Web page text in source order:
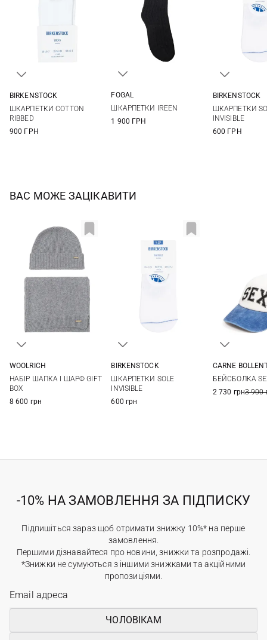
BIRKENSTOCK
ШКАРПЕТКИ COTTON
RIBBED
900 ГРН
FOGAL
ШКАРПЕТКИ IREEN
1 900 ГРН
BIRKENSTOCK
ШКАРПЕТКИ
INVISIBLE
600 ГРН
ВАС МОЖЕ ЗАЦІКАВИТИ
WOOLRICH
НАБІР ШАПКА І ШАРФ GIFT
BOX
8 600 грн
BIRKENSTOCK
ШКАРПЕТКИ SOLE
INVISIBLE
600 грн
CARNE
БЕЙСБОЛКА
2 730 грн3 900
-10% НА ЗАМОВЛЕННЯ ЗА ПІДПИСКУ
Підпишіться зараз щоб отримати знижку 10%* на перше
замовлення.
Першими дізнавайтеся про новини, знижки та розпродажі.
*Знижки не сумуються з іншими знижками та акційними
пропозиціями.
ЧОЛОВІКАМ